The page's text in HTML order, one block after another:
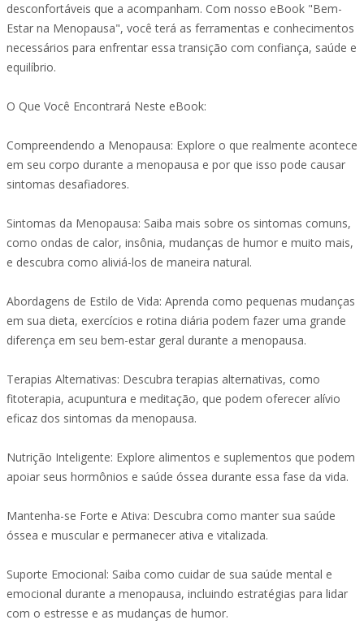
desconfortáveis ​​que a acompanham. Com nosso eBook "Bem-
Estar na Menopausa", você terá as ferramentas e conhecimentos
necessários para enfrentar essa transição com confiança, saúde e
equilíbrio.
O Que Você Encontrará Neste eBook:
Compreendendo a Menopausa: Explore o que realmente acontece
em seu corpo durante a menopausa e por que isso pode causar
sintomas desafiadores.
Sintomas da Menopausa: Saiba mais sobre os sintomas comuns,
como ondas de calor, insônia, mudanças de humor e muito mais,
e descubra como aliviá-los de maneira natural.
Abordagens de Estilo de Vida: Aprenda como pequenas mudanças
em sua dieta, exercícios e rotina diária podem fazer uma grande
diferença em seu bem-estar geral durante a menopausa.
Terapias Alternativas: Descubra terapias alternativas, como
fitoterapia, acupuntura e meditação, que podem oferecer alívio
eficaz dos sintomas da menopausa.
Nutrição Inteligente: Explore alimentos e suplementos que podem
apoiar seus hormônios e saúde óssea durante essa fase da vida.
Mantenha-se Forte e Ativa: Descubra como manter sua saúde
óssea e muscular e permanecer ativa e vitalizada.
Suporte Emocional: Saiba como cuidar de sua saúde mental e
emocional durante a menopausa, incluindo estratégias para lidar
com o estresse e as mudanças de humor.